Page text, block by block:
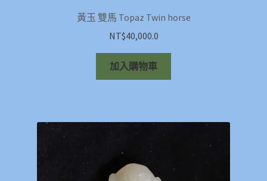
黃玉 雙馬 Topaz Twin horse
NT$40,000.0
加入購物車